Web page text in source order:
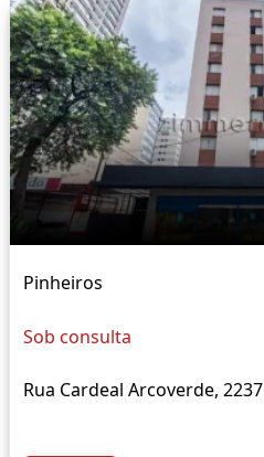
Pinheiros
Sob consulta
Rua Cardeal Arcoverde, 2237